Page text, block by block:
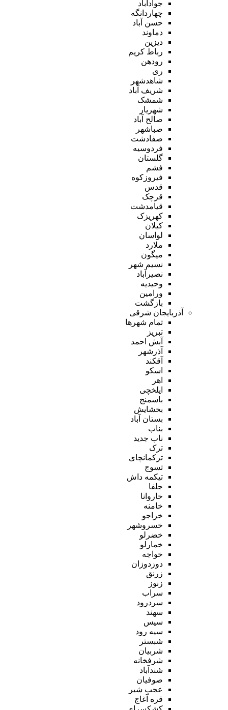
جوادآباد
چهاردانگه
حسن آباد
دماوند
دیزین
رباط کریم
رودهن
ری
شاهدشهر
شریف آباد
شمشک
شهریار
صالح آباد
صباشهر
صفادشت
فردوسیه
گلستان
فشم
فیروزکوه
قدس
قرچک
قیامدشت
کهریزک
کیلان
لواسان
ملارد
میگون
نسیم شهر
نصیرآباد
وحیدیه
ورامین
بازگشت
آذربایجان شرقی
تمام شهر‌ها
تبریز
آبش احمد
آذرشهر
آقکند
اسکو
اهر
ایلخچی
باسمنج
بخشایش
بستان آباد
بناب
ناب جدید
ترک
ترکمانچای
تسوج
تیکمه داش
جلفا
خاروانا
خامنه
خراجو
خسروشهر
خضرلو
خمارلو
خواجه
دوزدوزان
زرنق
زنوز
سراب
سردرود
سهند
سیس
سیه رود
شبستر
شربیان
شرفخانه
شندآباد
صوفیان
عجب شیر
قره آغاج